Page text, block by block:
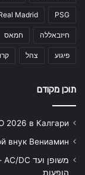
PSG
Madrid
חיזבאללה חמאס
פיגוע צהל
תוכן מקודם
2026 в Калгари
внук Вениамин
הופעות